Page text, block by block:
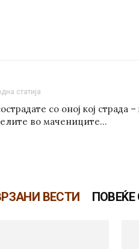
статија
со оној кој страда –
во мачениците…
ВЕСТИ